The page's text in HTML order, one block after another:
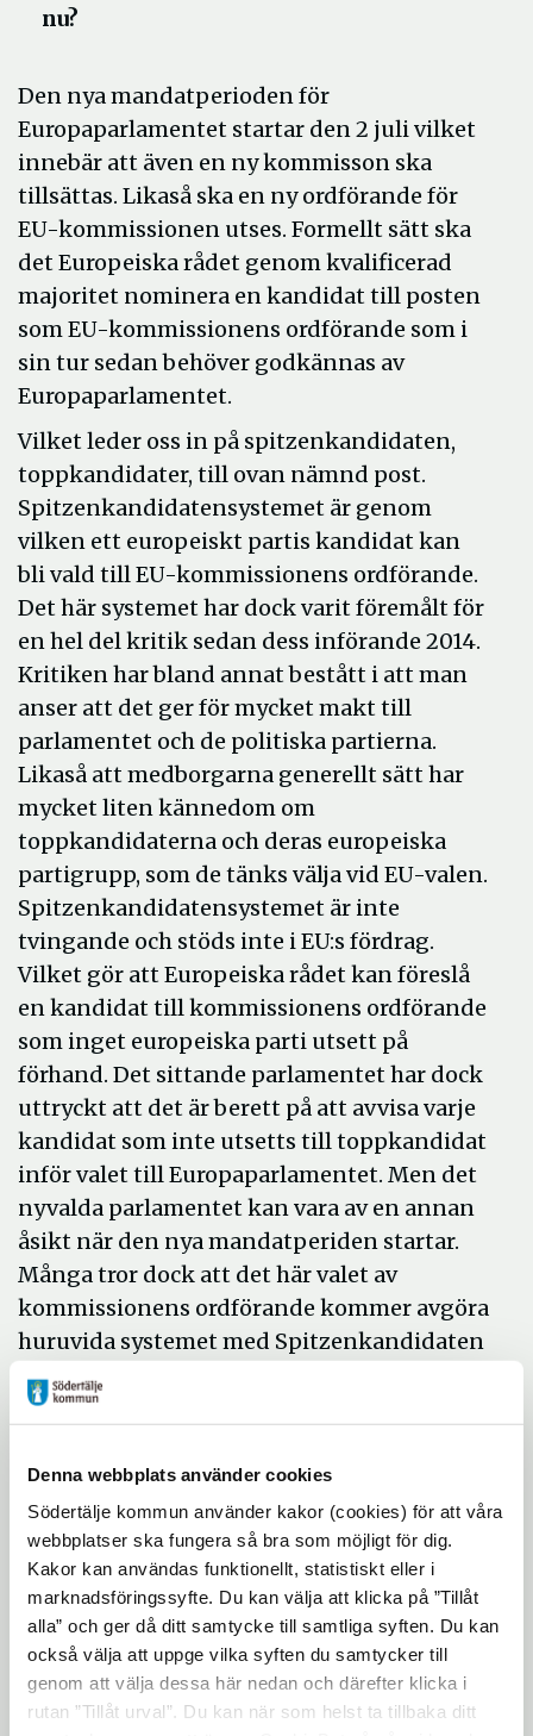
Denna webbplats använder cookies
Södertälje kommun använder kakor (cookies) för att våra
webbplatser ska fungera så bra som möjligt för dig.
Kakor kan användas funktionellt, statistiskt eller i
marknadsföringssyfte. Du kan välja att klicka på ”Tillåt
alla” och ger då ditt samtycke till samtliga syften. Du kan
också välja att uppge vilka syften du samtycker till
genom att välja dessa här nedan och därefter klicka i
rutan ”Tillåt urval”. Du kan när som helst ta tillbaka ditt
nu?
Den nya mandatperioden för
Europaparlamentet startar den 2 juli vilket
innebär att även en ny kommisson ska
tillsättas. Likaså ska en ny ordförande för
EU-kommissionen utses. Formellt sätt ska
det Europeiska rådet genom kvalificerad
majoritet nominera en kandidat till posten
som EU-kommissionens ordförande som i
sin tur sedan behöver godkännas av
Europaparlamentet.
Vilket leder oss in på spitzenkandidaten,
toppkandidater, till ovan nämnd post.
Spitzenkandidatensystemet är genom
vilken ett europeiskt partis kandidat kan
bli vald till EU-kommissionens ordförande.
Det här systemet har dock varit föremålt för
en hel del kritik sedan dess införande 2014.
Kritiken har bland annat bestått i att man
anser att det ger för mycket makt till
parlamentet och de politiska partierna.
Likaså att medborgarna generellt sätt har
mycket liten kännedom om
toppkandidaterna och deras europeiska
partigrupp, som de tänks välja vid EU-valen.
Spitzenkandidatensystemet är inte
tvingande och stöds inte i EU:s fördrag.
Vilket gör att Europeiska rådet kan föreslå
en kandidat till kommissionens ordförande
som inget europeiska parti utsett på
förhand. Det sittande parlamentet har dock
uttryckt att det är berett på att avvisa varje
kandidat som inte utsetts till toppkandidat
inför valet till Europaparlamentet. Men det
nyvalda parlamentet kan vara av en annan
åsikt när den nya mandatperiden startar.
Många tror dock att det här valet av
kommissionens ordförande kommer avgöra
huruvida systemet med Spitzenkandidaten
kommer bestå eller ej.
Några av toppkandidaterna är:
Margrethe Vestager, Danmark,
Partigrupp: Renew Europé – tidigare
ALDE
Manfred Weber, Tyskland, Partigrupp:
EPP
Frans Timmermans, Nederländerna,
Partigrupp: S&D